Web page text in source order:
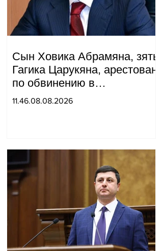
Сын Ховика Абрамяна, зять
Гагика Царукяна, арестован
по обвинению в
организации убийства.
11.46.08.08.2026